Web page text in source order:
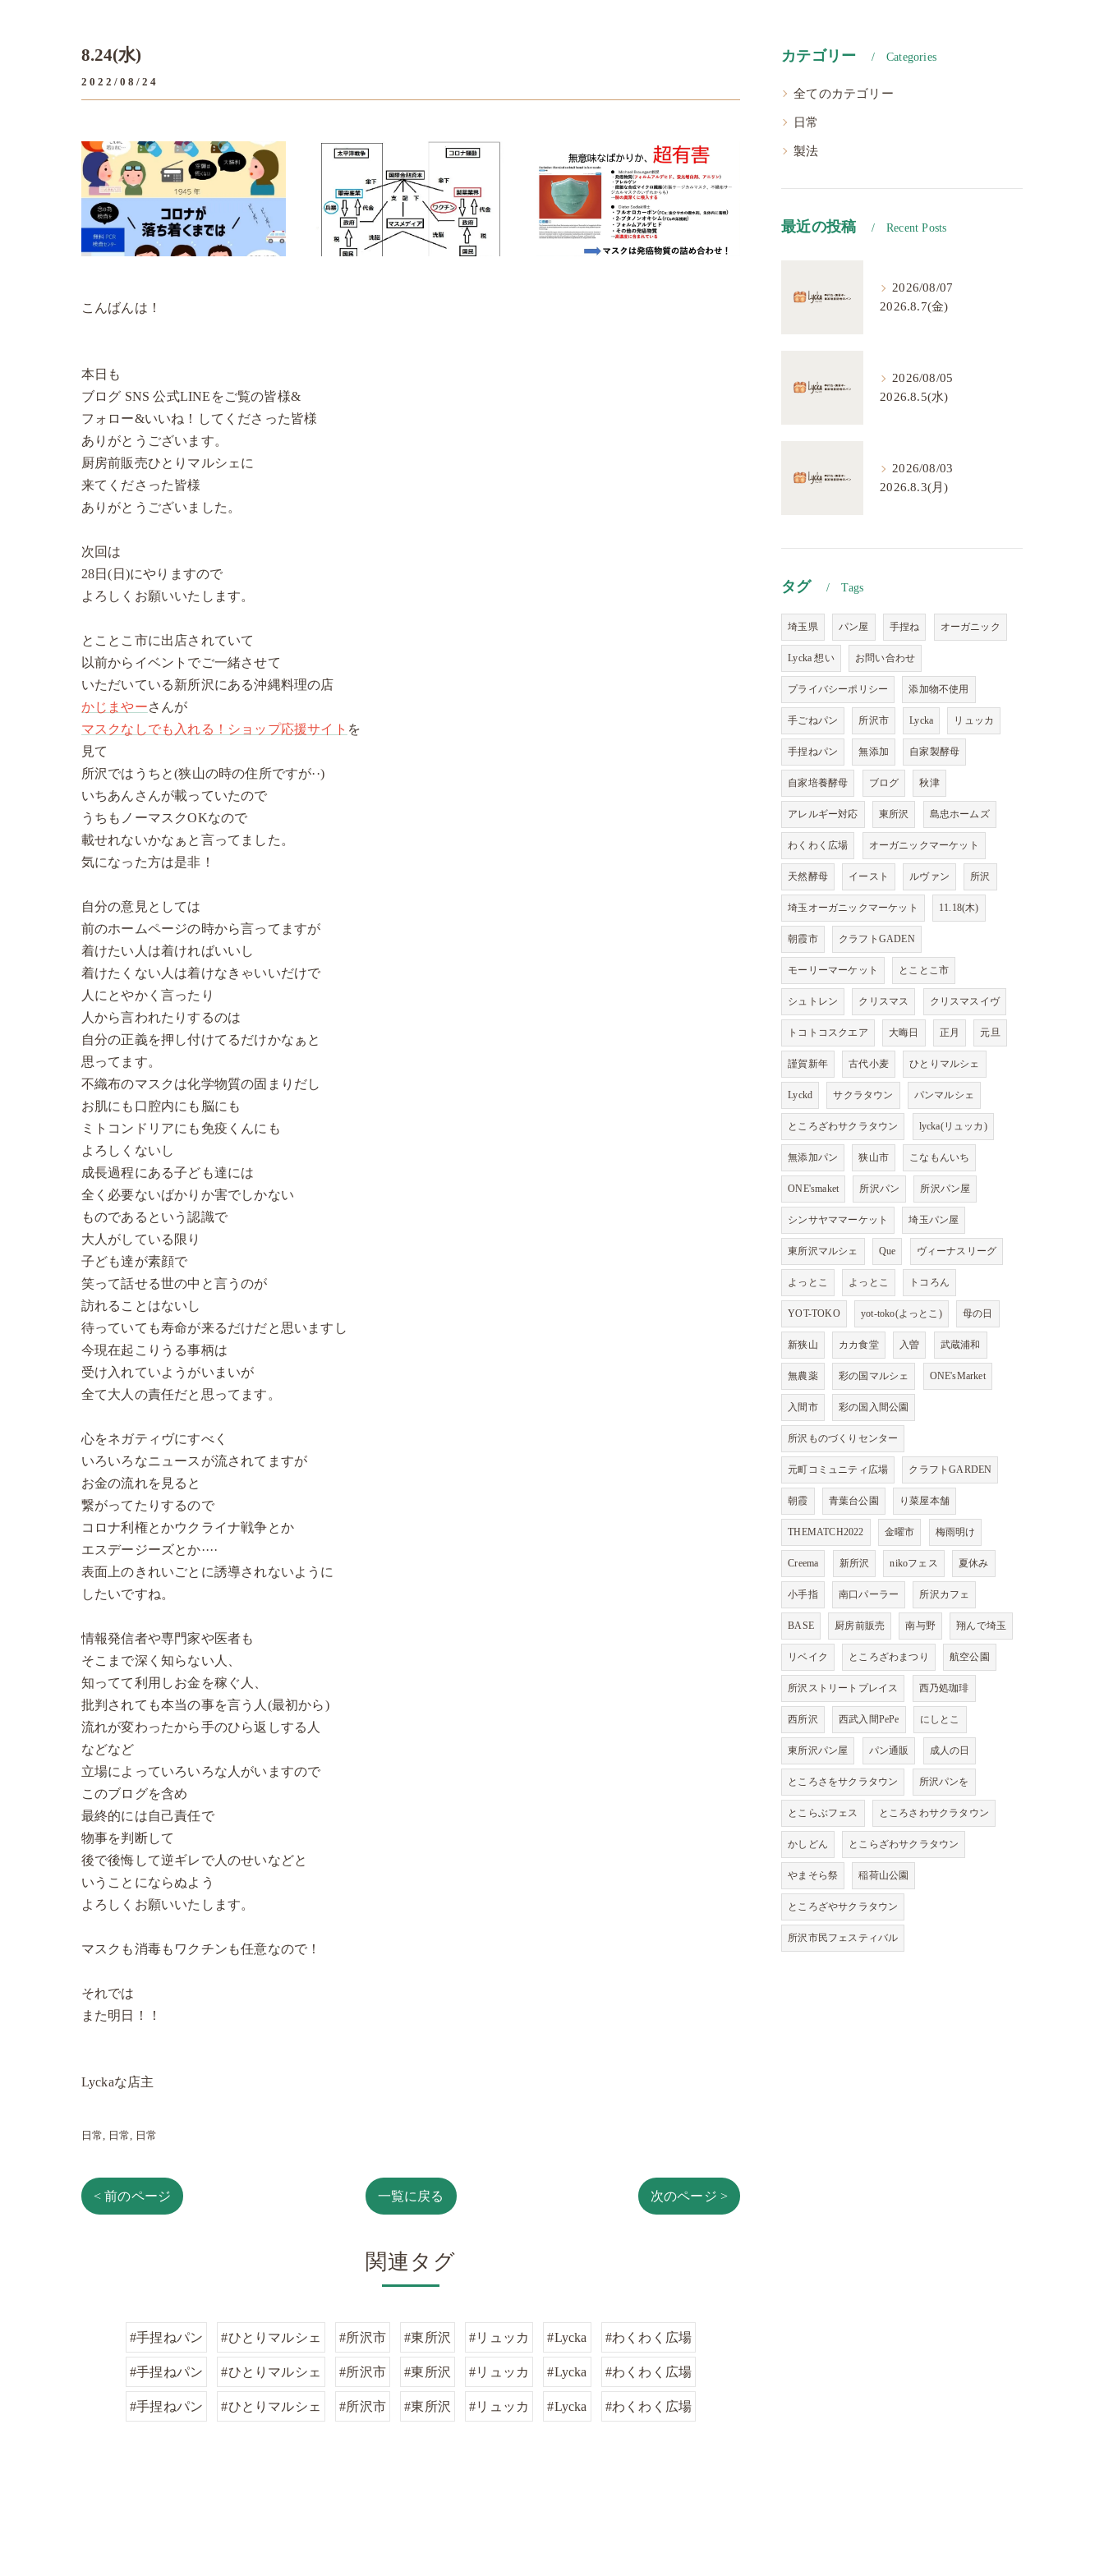
8.24(水)
2022/08/24
こんばんは！
本日も
ブログ SNS 公式LINEをご覧の皆様&
フォロー&いいね！してくださった皆様
ありがとうございます。
厨房前販売ひとりマルシェに
来てくださった皆様
ありがとうございました。
次回は
28日(日)にやりますので
よろしくお願いいたします。
とことこ市に出店されていて
以前からイベントでご一緒させて
いただいている新所沢にある沖縄料理の店
かじまやーさんが
マスクなしでも入れる！ショップ応援サイト を
見て
所沢ではうちと(狭山の時の住所ですが··)
いちあんさんが載っていたので
うちもノーマスクOKなので
載せれないかなぁと言ってました。
気になった方は是非！
自分の意見としては
前のホームページの時から言ってますが
着けたい人は着ければいいし
着けたくない人は着けなきゃいいだけで
人にとやかく言ったり
人から言われたりするのは
自分の正義を押し付けてるだけかなぁと
思ってます。
不織布のマスクは化学物質の固まりだし
お肌にも口腔内にも脳にも
ミトコンドリアにも免疫くんにも
よろしくないし
成長過程にある子ども達には
全く必要ないばかりか害でしかない
ものであるという認識で
大人がしている限り
子ども達が素顔で
笑って話せる世の中と言うのが
訪れることはないし
待っていても寿命が来るだけだと思いますし
今現在起こりうる事柄は
受け入れていようがいまいが
全て大人の責任だと思ってます。
心をネガティヴにすべく
いろいろなニュースが流されてますが
お金の流れを見ると
繋がってたりするので
コロナ利権とかウクライナ戦争とか
エスデージーズとか····
表面上のきれいごとに誘導されないように
したいですね。
情報発信者や専門家や医者も
そこまで深く知らない人、
知ってて利用しお金を稼ぐ人、
批判されても本当の事を言う人(最初から)
流れが変わったから手のひら返しする人
などなど
立場によっていろいろな人がいますので
このブログを含め
最終的には自己責任で
物事を判断して
後で後悔して逆ギレで人のせいなどと
いうことにならぬよう
よろしくお願いいたします。
マスクも消毒もワクチンも任意なので！
それでは
また明日！！
Lyckaな店主
日常 日常 日常
< 前のページ 一覧に戻る 次のページ >
関連タグ
#手捏ねパン #ひとりマルシェ #所沢市 #東所沢 #リュッカ #Lycka #わくわく広場
#手捏ねパン #ひとりマルシェ #所沢市 #東所沢 #リュッカ #Lycka #わくわく広場
#手捏ねパン #ひとりマルシェ #所沢市 #東所沢 #リュッカ #Lycka #わくわく広場
カテゴリー Categories
全てのカテゴリー
日常
製法
最近の投稿 Recent Posts
2026/08/07
2026.8.7(金)
2026/08/05
2026.8.5(水)
2026/08/03
2026.8.3(月)
タグ Tags
埼玉県 パン屋 手捏ね オーガニック
Lycka 想い お問い合わせ
プライバシーポリシー 添加物不使用
手ごねパン 所沢市 Lycka リュッカ
手捏ねパン 無添加 自家製酵母
自家培養酵母 ブログ 秋津
アレルギー対応 東所沢 島忠ホームズ
わくわく広場 オーガニックマーケット
天然酵母 イースト ルヴァン 所沢
埼玉オーガニックマーケット 11.18(木)
朝霞市 クラフトGADEN
モーリーマーケット とことこ市
シュトレン クリスマス クリスマスイヴ
トコトコスクエア 大晦日 正月 元旦
謹賀新年 古代小麦 ひとりマルシェ
Lyckd サクラタウン パンマルシェ
ところざわサクラタウン lycka(リュッカ)
無添加パン 狭山市 こなもんいち
ONE'smaket 所沢パン 所沢パン屋
シンサヤママーケット 埼玉パン屋
東所沢マルシェ Que ヴィーナスリーグ
よっとこ よっとこ トコろん
YOT-TOKO yot-toko(よっとこ) 母の日
新狭山 カカ食堂 入曽 武蔵浦和
無農薬 彩の国マルシェ ONE'sMarket
入間市 彩の国入間公園
所沢ものづくりセンター
元町コミュニティ広場 クラフトGARDEN
朝霞 青葉台公園 り菜屋本舗
THEMATCH2022 金曜市 梅雨明け
Creema 新所沢 nikoフェス 夏休み
小手指 南口パーラー 所沢カフェ
BASE 厨房前販売 南与野 翔んで埼玉
リベイク ところざわまつり 航空公園
所沢ストリートプレイス 西乃処珈琲
西所沢 西武入間PePe にしとこ
東所沢パン屋 パン通販 成人の日
ところさをサクラタウン 所沢パンを
とこらぶフェス ところさわサクラタウン
かしどん とこらざわサクラタウン
やまそら祭 稲荷山公園
ところざやサクラタウン
所沢市民フェスティバル